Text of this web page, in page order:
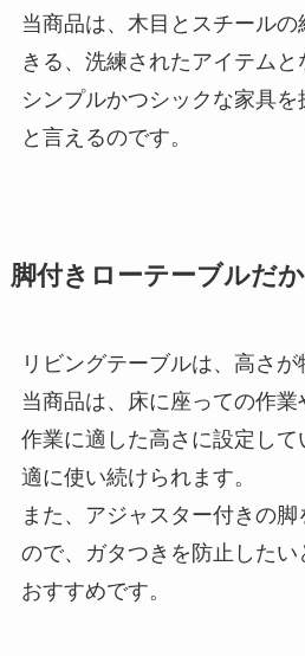
当商品は、木目とスチール
きる、洗練されたアイテムと
シンプルかつシックな家具
と言えるのです。
脚付きローテーブルだ
リビングテーブルは、高さが
当商品は、床に座っての作
作業に適した高さに設定し
適に使い続けられます。
また、アジャスター付きの
ので、ガタつきを防止したい
おすすめです。